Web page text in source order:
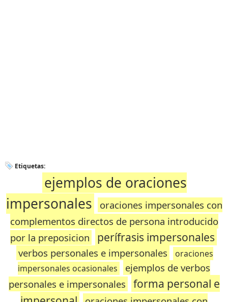
Etiquetas:
ejemplos de oraciones
impersonales
oraciones impersonales con
complementos directos de persona introducido
por la preposicion
perífrasis impersonales
verbos personales e impersonales
oraciones
impersonales ocasionales
ejemplos de verbos
personales e impersonales
forma personal e